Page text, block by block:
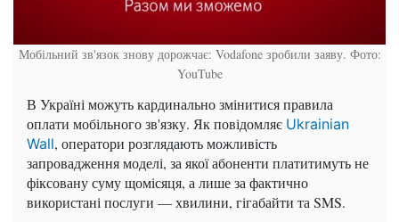
Мобільний зв'язок знову дорожчає: Vodafone зробили заяву. Фото:
YouTube
В Україні можуть кардинально змінитися правила
оплати мобільного зв'язку. Як повідомляє Ukrainian
Wall, оператори розглядають можливість
запровадження моделі, за якої абоненти платитимуть не
фіксовану суму щомісяця, а лише за фактично
використані послуги — хвилини, гігабайти та SMS.